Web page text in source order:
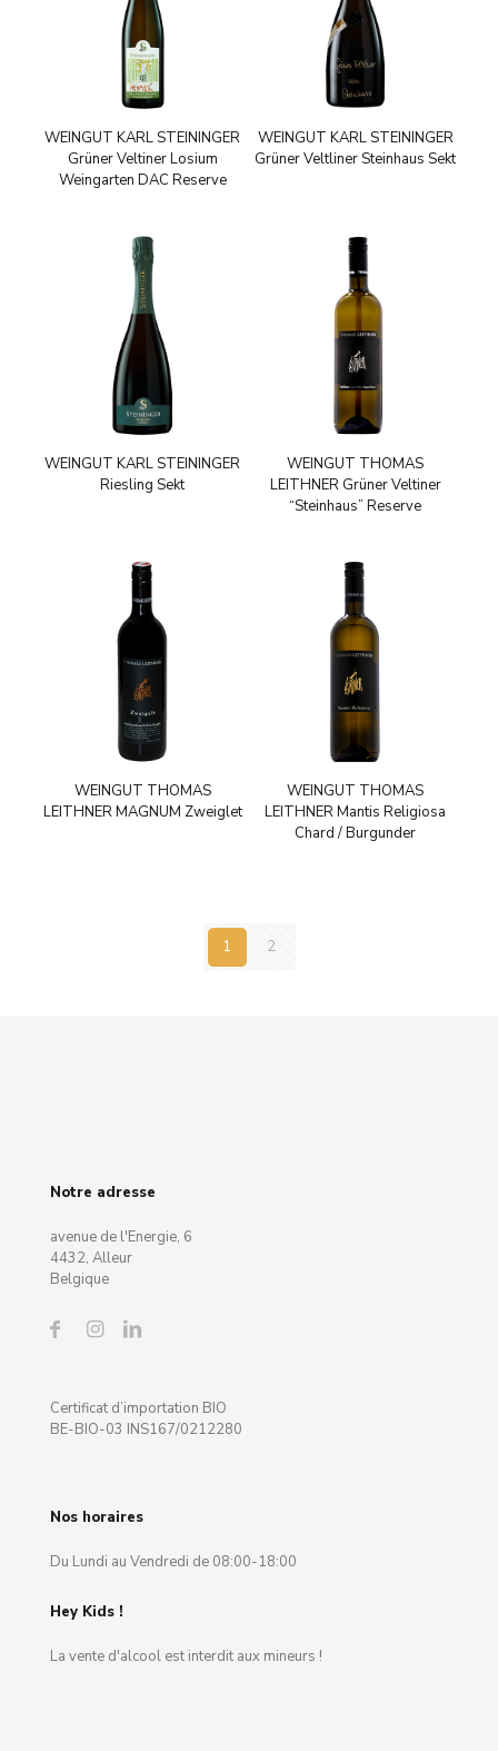
WEINGUT KARL STEININGER
Grüner Veltiner Losium
Weingarten DAC Reserve
WEINGUT KARL STEININGER
Grüner Veltliner Steinhaus Sekt
WEINGUT KARL STEININGER
Riesling Sekt
WEINGUT THOMAS
LEITHNER Grüner Veltiner
“Steinhaus” Reserve
WEINGUT THOMAS
LEITHNER MAGNUM Zweiglet
WEINGUT THOMAS
LEITHNER Mantis Religiosa
Chard / Burgunder
1 2
Notre adresse
avenue de l'Energie, 6
4432, Alleur
Belgique
Certificat d’importation BIO
BE-BIO-03 INS167/0212280
Nos horaires
Du Lundi au Vendredi de 08:00-18:00
Hey Kids !
La vente d'alcool est interdit aux mineurs !